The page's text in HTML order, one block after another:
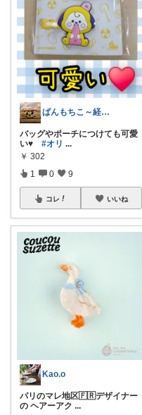
ぱんもちこ～経由購入ありがとうございます
バッグやポーチにつけても可愛
い♥️ #オリ ...
￥ 302
1 0 9
コレ いいね
Kao.o
パリのマレ地区🇫🇷デザイナー
の ヘアーアク ...